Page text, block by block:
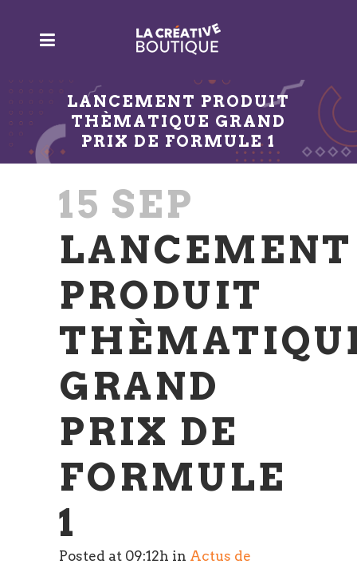
LANCEMENT PRODUIT
THÈMATIQUE GRAND
PRIX DE FORMULE 1
15 SEP
LANCEMENT
PRODUIT
GRAND
PRIX DE
FORMULE
1
Posted at 09:12h in Actus de